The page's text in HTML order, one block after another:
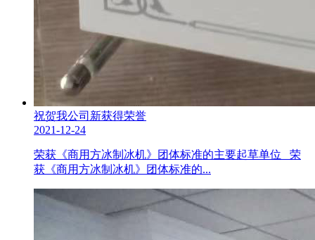
祝贺我公司新获得荣誉
2021-12-24
荣获《商用方冰制冰机》团体标准的主要起草单位 荣
获《商用方冰制冰机》团体标准的...